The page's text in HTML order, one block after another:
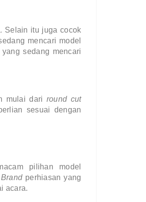
Selain itu juga cocok
mencari model
sedang mencari
mulai dari round cut
sesuai dengan
pilihan model
Brand perhiasan yang
acara.